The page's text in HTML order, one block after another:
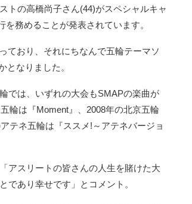
トの高橋尚子さん(44)がスペシャルキャ
務めることが発表されています。
ており、それにちなんで五輪テーマソ
となりました。
では、いずれの大会もSMAPの楽曲が
輪は『Moment』、2008年の北京五輪
テネ五輪は『ススメ!～アテネバージョ
アスリートの皆さんの人生を賭けた大
であり幸せです」とコメント。